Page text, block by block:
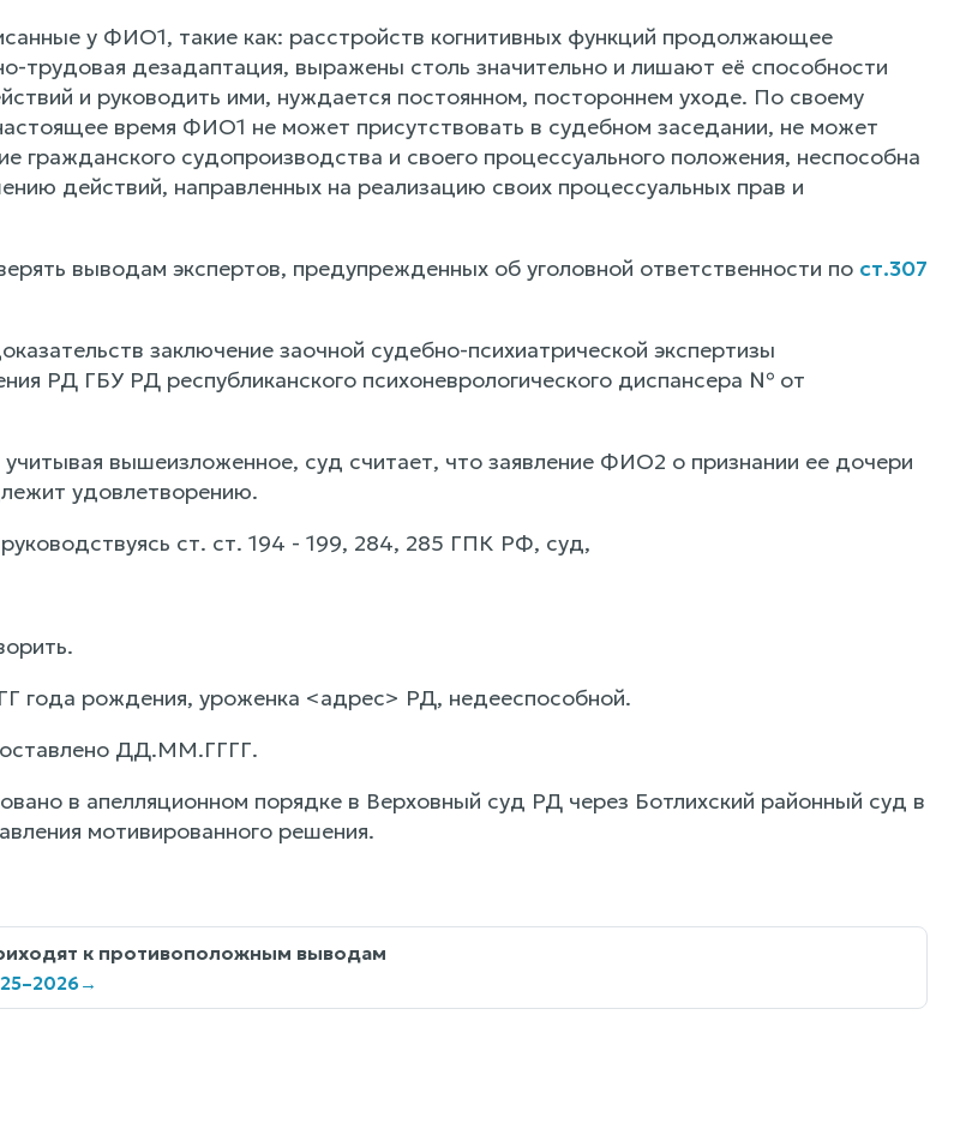
у ФИО1, такие как: расстройств когнитивных функций продолжающее
трудовая дезадаптация, выражены столь значительно и лишают её способности
и руководить ими, нуждается постоянном, постороннем уходе. По своему
время ФИО1 не может присутствовать в судебном заседании, не может
гражданского судопроизводства и своего процессуального положения, неспособна
действий, направленных на реализацию своих процессуальных прав и
выводам экспертов, предупрежденных об уголовной ответственности по ст.307
заключение заочной судебно-психиатрической экспертизы
РД ГБУ РД республиканского психоневрологического диспансера № от
учитывая вышеизложенное, суд считает, что заявление ФИО2 о признании ее дочери
удовлетворению.
ст. ст. 194 - 199, 284, 285 ГПК РФ, суд,
рождения, уроженка <адрес> РД, недееспособной.
ДД.ММ.ГГГГ.
в апелляционном порядке в Верховный суд РД через Ботлихский районный суд в
мотивированного решения.
к противоположным выводам
→